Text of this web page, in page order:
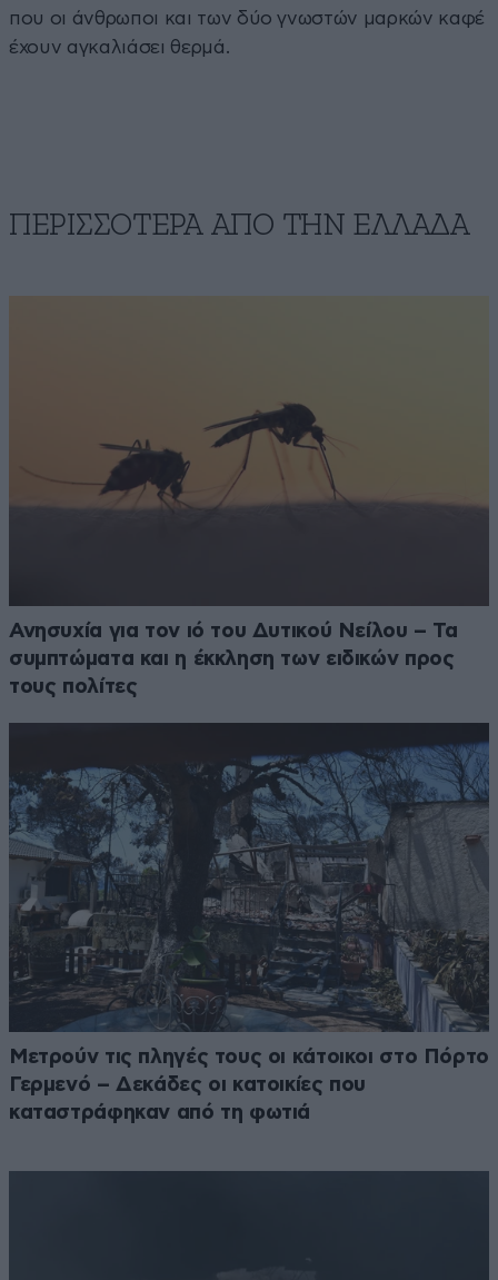
που οι άνθρωποι και των δύο γνωστών μαρκών καφέ
έχουν αγκαλιάσει θερμά.
ΠΕΡΙΣΣΟΤΕΡΑ ΑΠΟ ΤΗΝ ΕΛΛΑΔΑ
Ανησυχία για τον ιό του Δυτικού Νείλου – Τα
συμπτώματα και η έκκληση των ειδικών προς
τους πολίτες
Μετρούν τις πληγές τους οι κάτοικοι στο Πόρτο
Γερμενό – Δεκάδες οι κατοικίες που
καταστράφηκαν από τη φωτιά